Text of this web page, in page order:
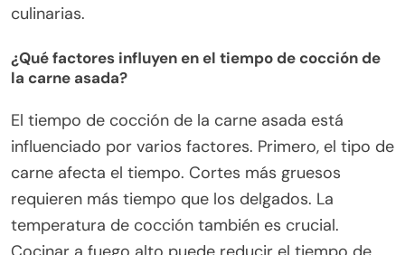
culinarias.
¿Qué factores influyen en el tiempo de cocción de
la carne asada?
El tiempo de cocción de la carne asada está
influenciado por varios factores. Primero, el tipo de
carne afecta el tiempo. Cortes más gruesos
requieren más tiempo que los delgados. La
temperatura de cocción también es crucial.